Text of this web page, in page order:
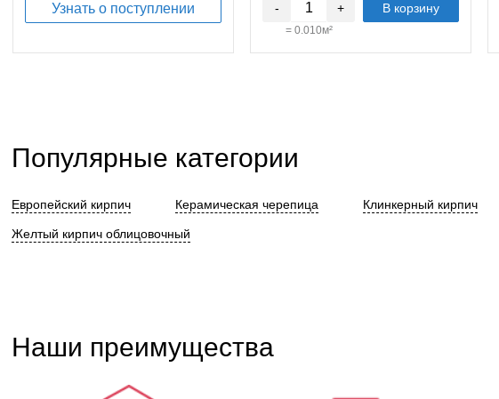
Узнать о поступлении - +
= 0.010м²
В корзину
Популярные категории
Европейский кирпич Керамическая черепица Клинкерный кирпич
Желтый кирпич облицовочный
Наши преимущества